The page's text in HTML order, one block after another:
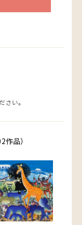
い。
品）